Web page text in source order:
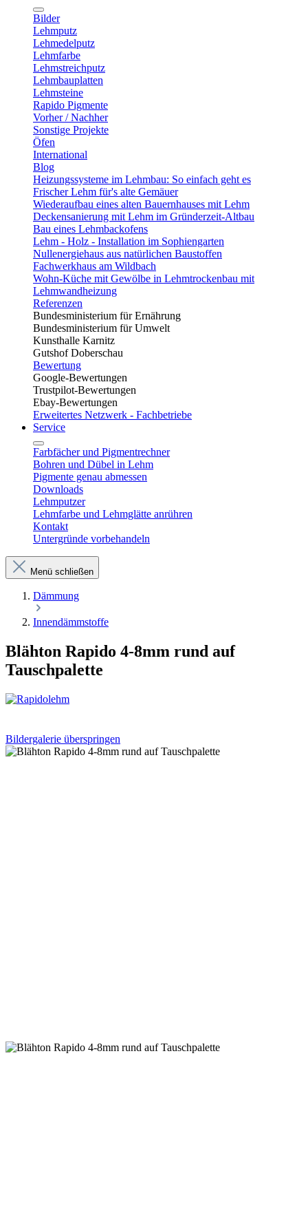
Bilder
Lehmputz
Lehmedelputz
Lehmfarbe
Lehmstreichputz
Lehmbauplatten
Lehmsteine
Rapido Pigmente
Vorher / Nachher
Sonstige Projekte
Öfen
International
Blog
Heizungssysteme im Lehmbau: So einfach geht es
Frischer Lehm für's alte Gemäuer
Wiederaufbau eines alten Bauernhauses mit Lehm
Deckensanierung mit Lehm im Gründerzeit-Altbau
Bau eines Lehmbackofens
Lehm - Holz - Installation im Sophiengarten
Nullenergiehaus aus natürlichen Baustoffen
Fachwerkhaus am Wildbach
Wohn-Küche mit Gewölbe in Lehmtrockenbau mit
Lehmwandheizung
Referenzen
Bundesministerium für Ernährung
Bundesministerium für Umwelt
Kunsthalle Karnitz
Gutshof Doberschau
Bewertung
Google-Bewertungen
Trustpilot-Bewertungen
Ebay-Bewertungen
Erweitertes Netzwerk - Fachbetriebe
Service
Farbfächer und Pigmentrechner
Bohren und Dübel in Lehm​
Pigmente genau abmessen
Downloads
Lehmputzer
Lehmfarbe und Lehmglätte anrühren
Kontakt
Untergründe vorbehandeln
Menü schließen
Dämmung
Innendämmstoffe
Blähton Rapido 4-8mm rund auf
Tauschpalette
Bildergalerie überspringen